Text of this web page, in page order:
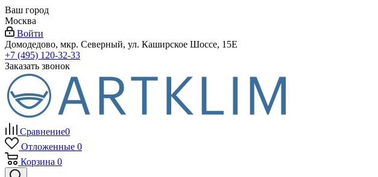
Ваш город
Москва
Войти
Домодедово, мкр. Северный, ул. Каширское Шоссе, 15Е
+7 (495) 120-32-33
Заказать звонок
Сравнение0
Отложенные 0
Корзина 0